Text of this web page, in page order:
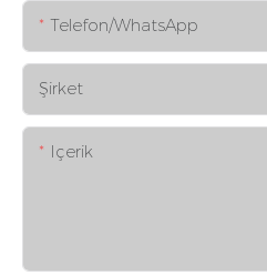
Telefon/WhatsApp
Şirket
Içerik